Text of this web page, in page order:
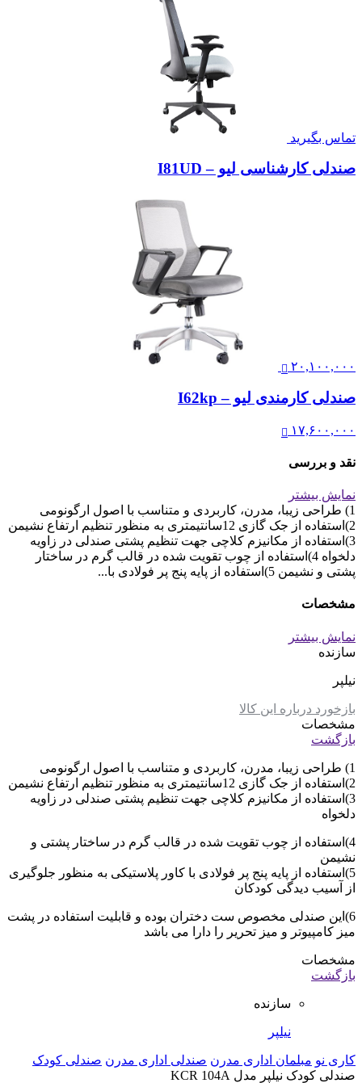
تماس بگیرید
صندلی کارشناسی لیو – I81UD
۲۰,۱۰۰,۰۰۰
صندلی کارمندی لیو – I62kp
۱۷,۶۰۰,۰۰۰
نقد و بررسی
نمایش بیشتر
1) طراحی زیبا، مدرن، کاربردی و متناسب با اصول ارگونومی
2)استفاده از جک گازی 12سانتیمتری به منظور تنظیم ارتفاع نشیمن
3)استفاده از مکانیزم کلاچی جهت تنظیم پشتی صندلی در زاویه
دلخواه 4)استفاده از چوب تقویت شده در قالب گرم در ساختار
پشتی و نشیمن 5)استفاده از پایه پنج پر فولادی با...
مشخصات
نمایش بیشتر
سازنده
نیلپر
بازخورد درباره این کالا
مشخصات
بازگشت
1) طراحی زیبا، مدرن، کاربردی و متناسب با اصول ارگونومی
2)استفاده از جک گازی 12سانتیمتری به منظور تنظیم ارتفاع نشیمن
3)استفاده از مکانیزم کلاچی جهت تنظیم پشتی صندلی در زاویه
دلخواه
4)استفاده از چوب تقویت شده در قالب گرم در ساختار پشتی و
نشیمن
5)استفاده از پایه پنج پر فولادی با کاور پلاستیکی به منظور جلوگیری
از آسیب دیدگی کودکان
6)این صندلی مخصوص ست دختران بوده و قابلیت استفاده در پشت
میز کامپیوتر و میز تحریر را دارا می باشد
مشخصات
بازگشت
سازنده
نیلپر
کاری نو مبلمان اداری مدرن صندلی اداری مدرن صندلی کودک
صندلی کودک نیلپر مدل KCR 104A